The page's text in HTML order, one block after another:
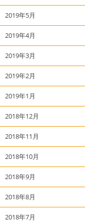
2019年5月
2019年4月
2019年3月
2019年2月
2019年1月
2018年12月
2018年11月
2018年10月
2018年9月
2018年8月
2018年7月